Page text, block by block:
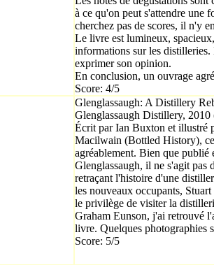
à ce qu'on peut s'attendre une
cherchez pas de scores, il n'y
Le livre est lumineux,
informations sur les
exprimer son opinion.
En conclusion, un ouvrage
Score: 4/5
Glenglassaugh: A Distillery
Glenglassaugh Distillery,
Écrit par Ian Buxton et illustré
Macilwain (Bottled History),
agréablement. Bien que publié
Glenglassaugh, il ne s'agit
retraçant l'histoire d'une
les nouveaux occupants,
le privilège de visiter la
Graham Eunson, j'ai retrouvé
livre. Quelques photographies
Score: 5/5